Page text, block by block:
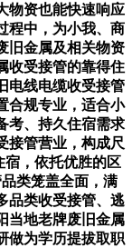
物资也能快速响应
程中，为小我、商
旧金属及相关物资
收受接管的靠得住
电线电缆收受接管
合规专业，适合小
考、持久住宿需求
接管营业，构成尺
宿，依托优胜的区
类笼盖全面，满
品类收受接管、逃
当地老牌废旧金属
做为学历提拔取职